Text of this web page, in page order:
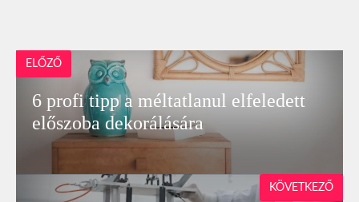
ELŐZŐ
6 profi tipp a méltatlanul elfeledett
előszoba dekorálására
KÖVETKEZŐ